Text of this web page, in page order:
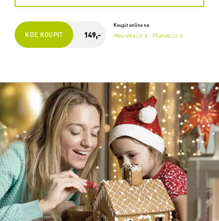
KDE KOUPIT 149,-
Koupit online na
Heureka.cz Planeo.cz